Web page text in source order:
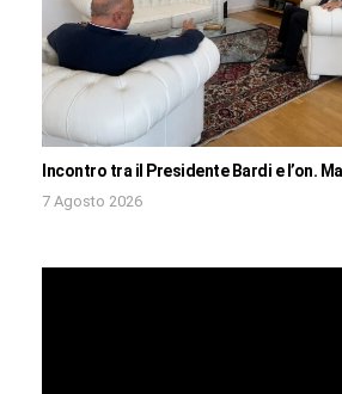
Incontro tra il Presidente Bardi e l’on.
7 Agosto 2026